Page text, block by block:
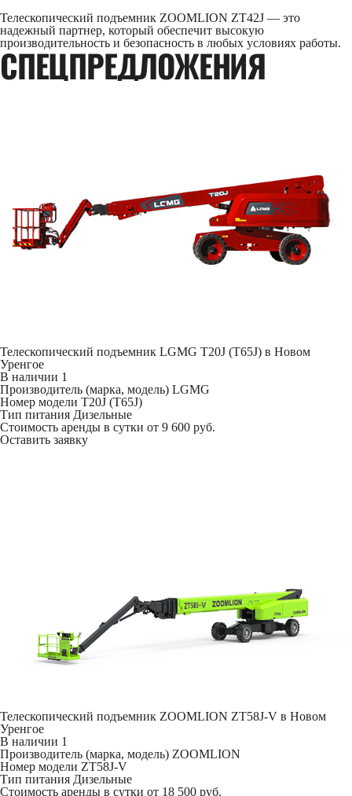
Телескопический подъемник ZOOMLION ZT42J — это
надежный партнер, который обеспечит высокую
производительность и безопасность в любых условиях работы.
CПЕЦПРЕДЛОЖЕНИЯ
Телескопический подъемник LGMG T20J (T65J) в Новом
Уренгое
В наличии 1
Производитель (марка, модель) LGMG
Номер модели T20J (T65J)
Тип питания Дизельные
Стоимость аренды в сутки от 9 600 руб.
Оставить заявку
Телескопический подъемник ZOOMLION ZT58J-V в Новом
Уренгое
В наличии 1
Производитель (марка, модель) ZOOMLION
Номер модели ZT58J-V
Тип питания Дизельные
Стоимость аренды в сутки от 18 500 руб.